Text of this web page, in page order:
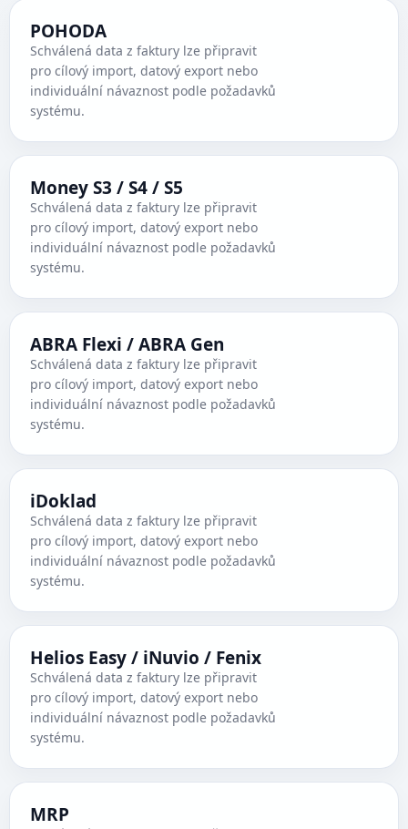
POHODA
Schválená data z faktury lze připravit
pro cílový import, datový export nebo
individuální návaznost podle požadavků
systému.
Money S3 / S4 / S5
Schválená data z faktury lze připravit
pro cílový import, datový export nebo
individuální návaznost podle požadavků
systému.
ABRA Flexi / ABRA Gen
Schválená data z faktury lze připravit
pro cílový import, datový export nebo
individuální návaznost podle požadavků
systému.
iDoklad
Schválená data z faktury lze připravit
pro cílový import, datový export nebo
individuální návaznost podle požadavků
systému.
Helios Easy / iNuvio / Fenix
Schválená data z faktury lze připravit
pro cílový import, datový export nebo
individuální návaznost podle požadavků
systému.
MRP